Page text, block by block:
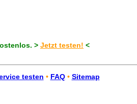
> Jetzt testen! <
testen • FAQ• Sitemap